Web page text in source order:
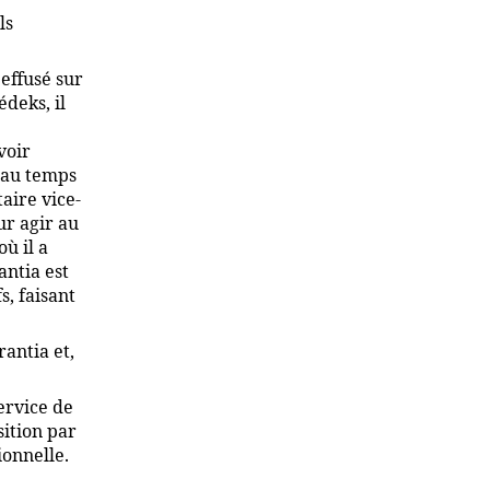
sur
il
temps
vice-
agir au
il a
est
faisant
et,
de
par